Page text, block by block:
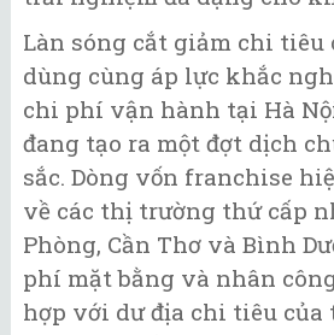
Làn sóng cắt giảm chi tiêu
dùng cùng áp lực khắc
chi phí vận hành tại Hà
đang tạo ra một đợt dịch
sắc. Dòng vốn franchise
về các thị trường thứ cấp
Phòng, Cần Thơ và Bình
phí mặt bằng và nhân
hợp với dư địa chi tiêu